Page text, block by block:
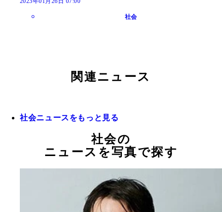
社会
関連ニュース
社会ニュースをもっと見る
社会の
ニュースを写真で探す